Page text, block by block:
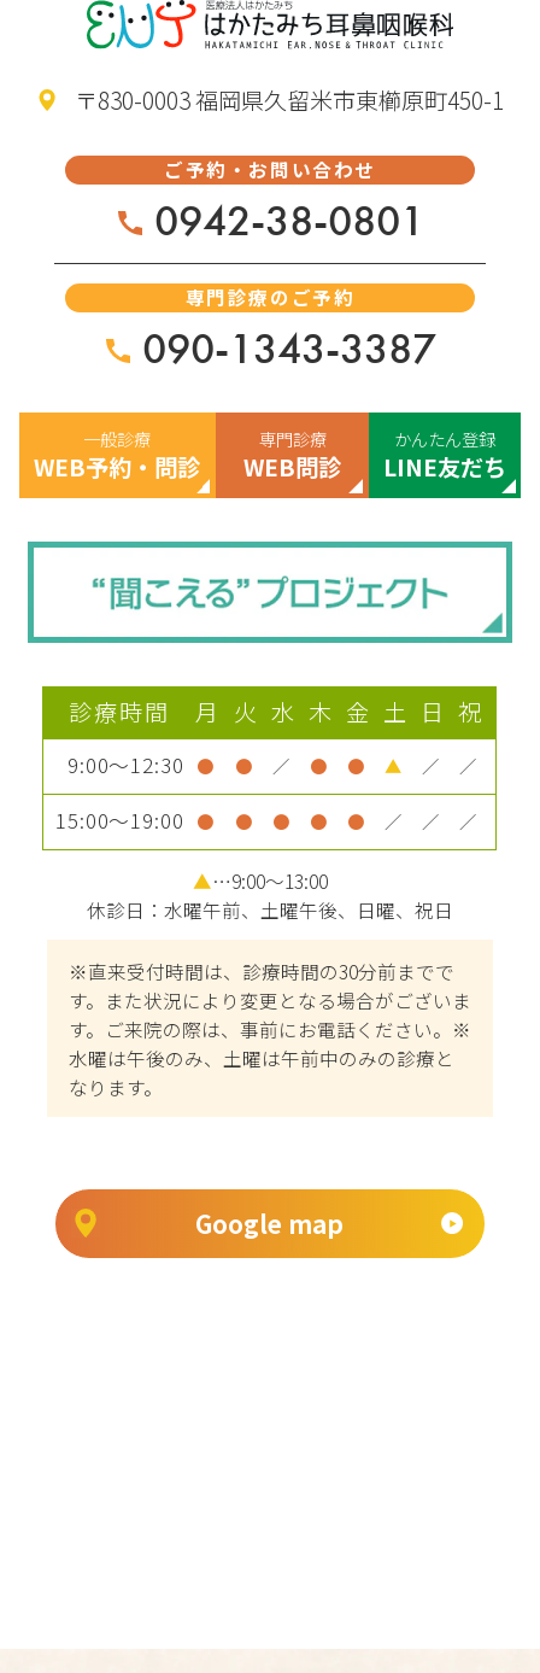
〒830-0003 福岡県久留米市東櫛原町450-1
ご予約・お問い合わせ
0942-38-0801
専門診療のご予約
090-1343-3387
一般診療
WEB予約・問診
専門診療
WEB問診
かんたん登録
LINE友だち
診療時間 月 火 水 木 金 土 日 祝
9:00～12:30 ● ● ／ ● ● ▲ ／ ／
15:00～19:00 ● ● ● ● ● ／ ／ ／
▲…9:00～13:00
休診日：水曜午前、土曜午後、日曜、祝日
※直来受付時間は、診療時間の30分前までで
す。また状況により変更となる場合がございま
す。ご来院の際は、事前にお電話ください。※
水曜は午後のみ、土曜は午前中のみの診療と
なります。
Google map